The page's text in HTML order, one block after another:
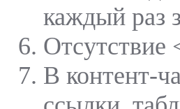
каждый раз
Отсутствие
В контент-